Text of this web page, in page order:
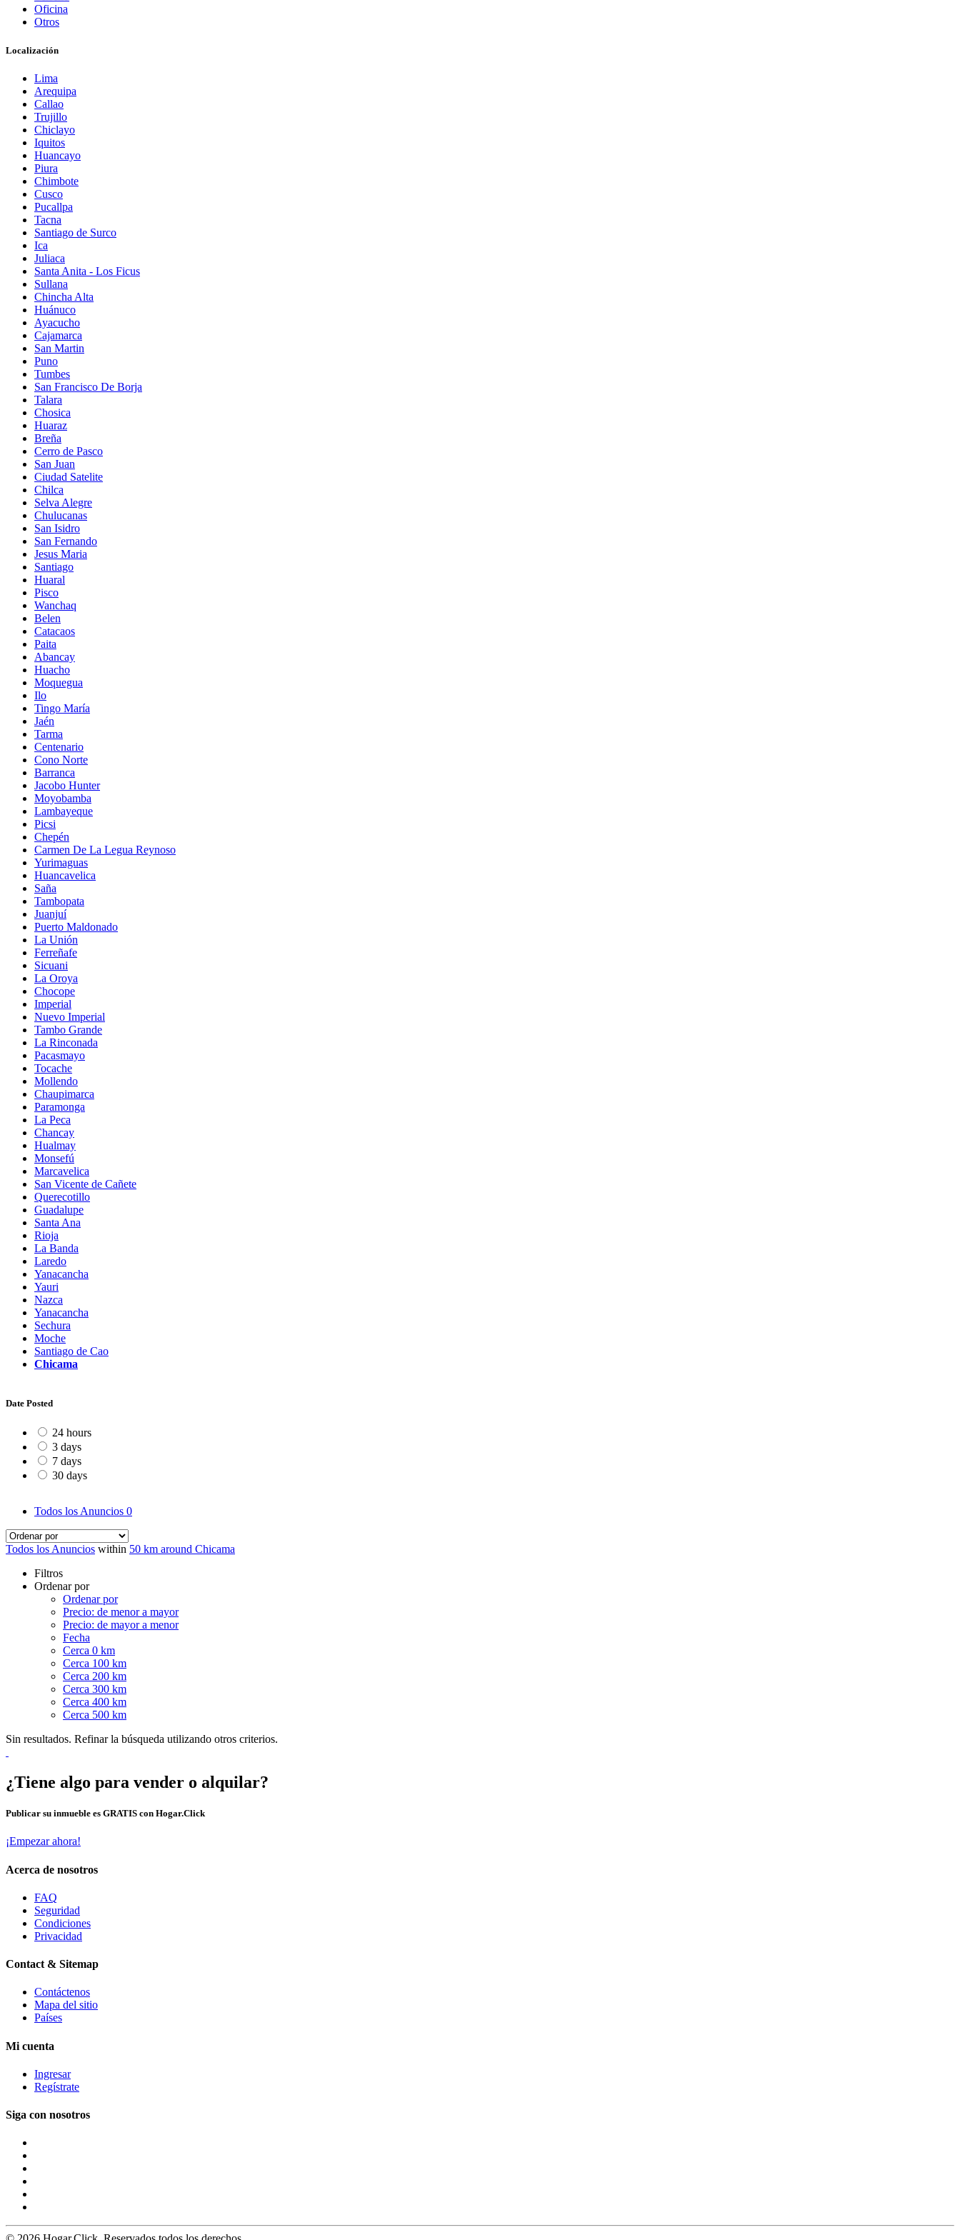
Oficina
Otros
Localización
Lima
Arequipa
Callao
Trujillo
Chiclayo
Iquitos
Huancayo
Piura
Chimbote
Cusco
Pucallpa
Tacna
Santiago de Surco
Ica
Juliaca
Santa Anita - Los Ficus
Sullana
Chincha Alta
Huánuco
Ayacucho
Cajamarca
San Martin
Puno
Tumbes
San Francisco De Borja
Talara
Chosica
Huaraz
Breña
Cerro de Pasco
San Juan
Ciudad Satelite
Chilca
Selva Alegre
Chulucanas
San Isidro
San Fernando
Jesus Maria
Santiago
Huaral
Pisco
Wanchaq
Belen
Catacaos
Paita
Abancay
Huacho
Moquegua
Ilo
Tingo María
Jaén
Tarma
Centenario
Cono Norte
Barranca
Jacobo Hunter
Moyobamba
Lambayeque
Picsi
Chepén
Carmen De La Legua Reynoso
Yurimaguas
Huancavelica
Saña
Tambopata
Juanjuí
Puerto Maldonado
La Unión
Ferreñafe
Sicuani
La Oroya
Chocope
Imperial
Nuevo Imperial
Tambo Grande
La Rinconada
Pacasmayo
Tocache
Mollendo
Chaupimarca
Paramonga
La Peca
Chancay
Hualmay
Monsefú
Marcavelica
San Vicente de Cañete
Querecotillo
Guadalupe
Santa Ana
Rioja
La Banda
Laredo
Yanacancha
Yauri
Nazca
Yanacancha
Sechura
Moche
Santiago de Cao
Chicama
Date Posted
24 hours
3 days
7 days
30 days
Todos los Anuncios 0
Todos los Anuncios within 50 km around Chicama
Filtros
Ordenar por
Ordenar por
Precio: de menor a mayor
Precio: de mayor a menor
Fecha
Cerca 0 km
Cerca 100 km
Cerca 200 km
Cerca 300 km
Cerca 400 km
Cerca 500 km
Sin resultados. Refinar la búsqueda utilizando otros criterios.
¿Tiene algo para vender o alquilar?
Publicar su inmueble es GRATIS con Hogar.Click
¡Empezar ahora!
Acerca de nosotros
FAQ
Seguridad
Condiciones
Privacidad
Contact & Sitemap
Contáctenos
Mapa del sitio
Países
Mi cuenta
Ingresar
Regístrate
Siga con nosotros